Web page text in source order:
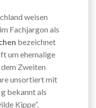
weisen
Fachjargon als
bezeichnet
um ehemalige
Zweiten
unsortiert mit
bekannt als
Kippe“.